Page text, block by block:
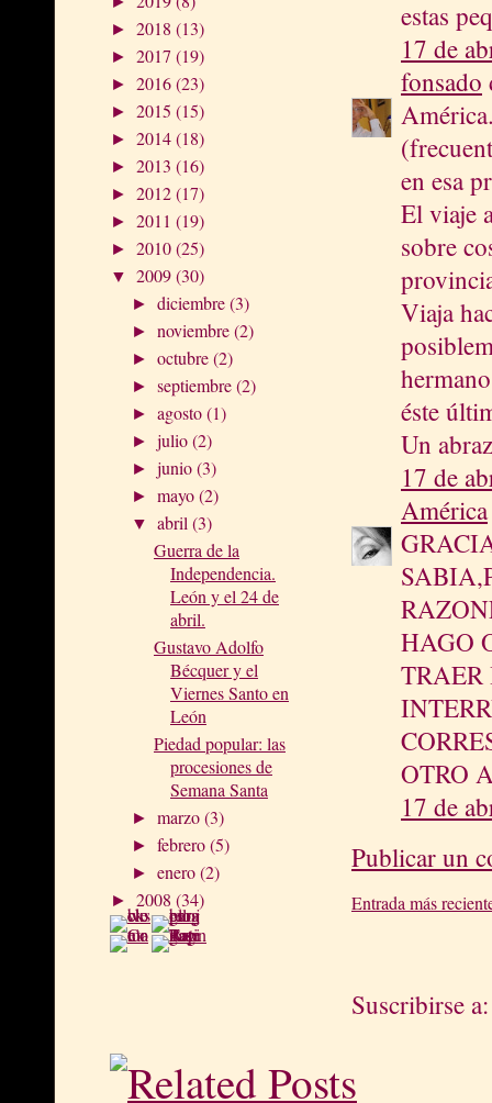
► 2018 (13)
► 2017 (19)
► 2016(23)
► 2015 (15)
► 2014(18)
► 2013 (16)
► 2012(17)
► 2011 (19)
► 2010(25)
▼ 2009(30)
►diciembre(3)
►noviembre(2)
►octubre(2)
►septiembre(2)
►agosto(1)
►julio(2)
►junio(3)
►mayo(2)
▼abril(3)
Guerra de la
Independencia.
León y el 24 de
abril.
Gustavo Adolfo
Bécquer y el
Viernes Santo en
León
Piedad popular: las
procesiones de
Semana Santa
►marzo(3)
►febrero(5)
►enero(2)
► 2008 (34)
estas
17 de
fonsado
en esa
El viaje
sobre
Viaja
éste
Un
17 de
América
HAGO
OTRO
17 de
Publicar un
Entrada más
Suscribirse